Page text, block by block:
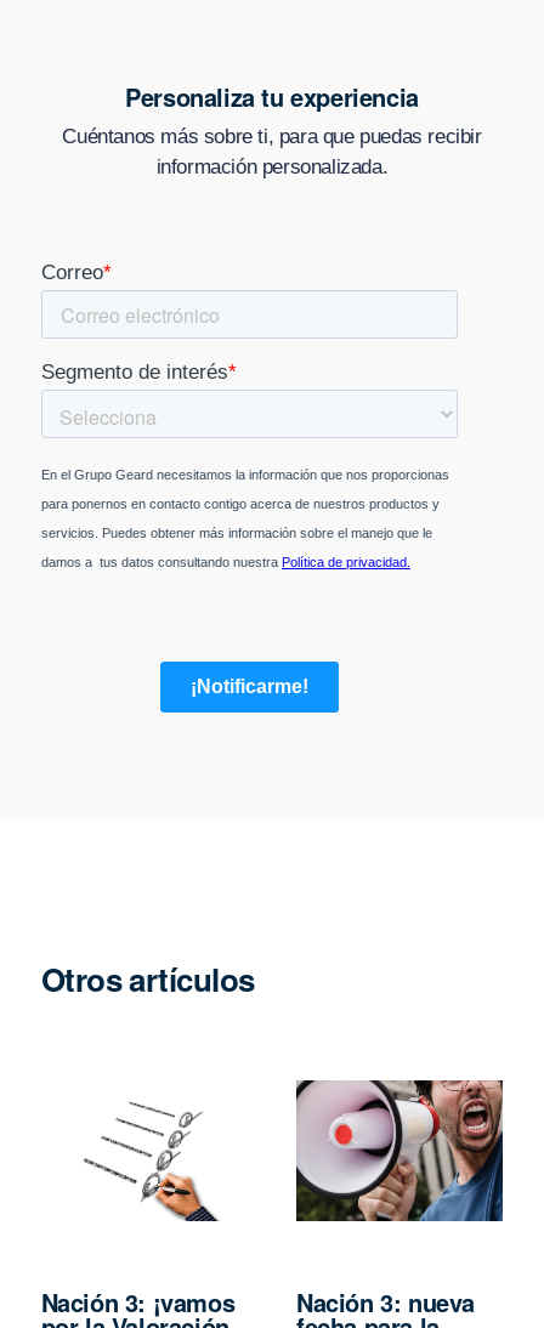
Personaliza tu experiencia
Cuéntanos más sobre ti, para que puedas recibir
información personalizada.
Otros artículos
Nación 3: ¡vamos Nación 3: nueva